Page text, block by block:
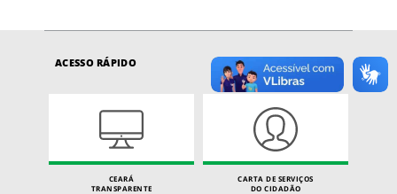
ACESSO RÁPIDO
CEARÁ
TRANSPARENTE
CARTA DE SERVIÇOS
DO CIDADÃO